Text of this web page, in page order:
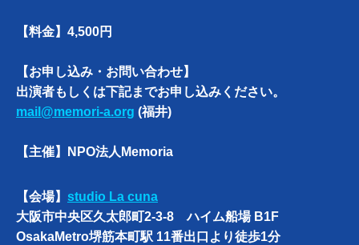
【料金】4,500円
【お申し込み・お問い合わせ】
出演者もしくは下記までお申し込みください。
mail@memori-a.org (福井)
【主催】NPO法人Memoria
【会場】 studio La cuna
大阪市中央区久太郎町2-3-8 ハイム船場 B1F
OsakaMetro堺筋本町駅 11番出口より徒歩1分